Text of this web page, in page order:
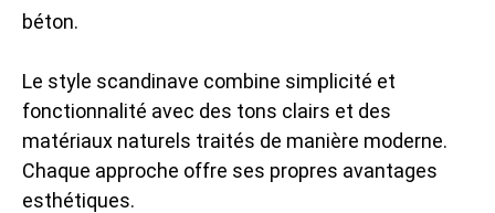
béton.
Le style scandinave combine simplicité et
fonctionnalité avec des tons clairs et des
matériaux naturels traités de manière moderne.
Chaque approche offre ses propres avantages
esthétiques.